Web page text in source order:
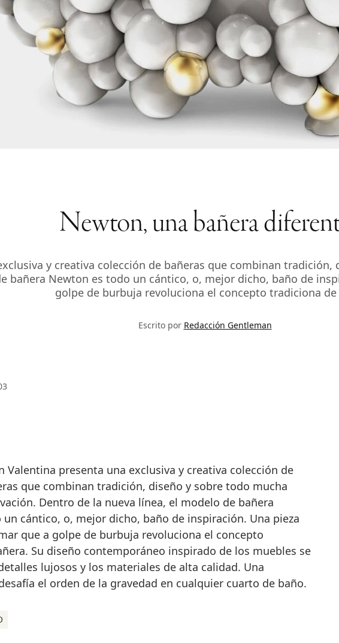
Newton, una bañera
y creativa colección de bañeras que combinan
bañera Newton es todo un cántico, o, mejor dicho, baño de
golpe de burbuja revoluciona el concepto tradiciona
Escrito por Redacción Gentleman
que combinan tradición, diseño y sobre todo mucha
Dentro de la nueva línea, el modelo de bañera
cántico, o, mejor dicho, baño de inspiración. Una pieza
que a golpe de burbuja revoluciona el concepto
Su diseño contemporáneo inspirado de los muebles se
lujosos y los materiales de alta calidad. Una
el orden de la gravedad en cualquier cuarto de baño.